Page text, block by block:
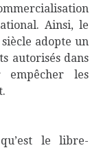
Ainsi, le
adopte un
autorisés dans
les
le libre-